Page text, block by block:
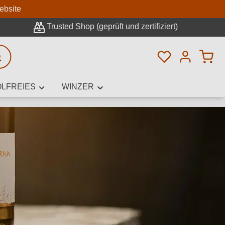
Trusted Shop (geprüft und zertifiziert)
Du hast 0
WINZER
Suche